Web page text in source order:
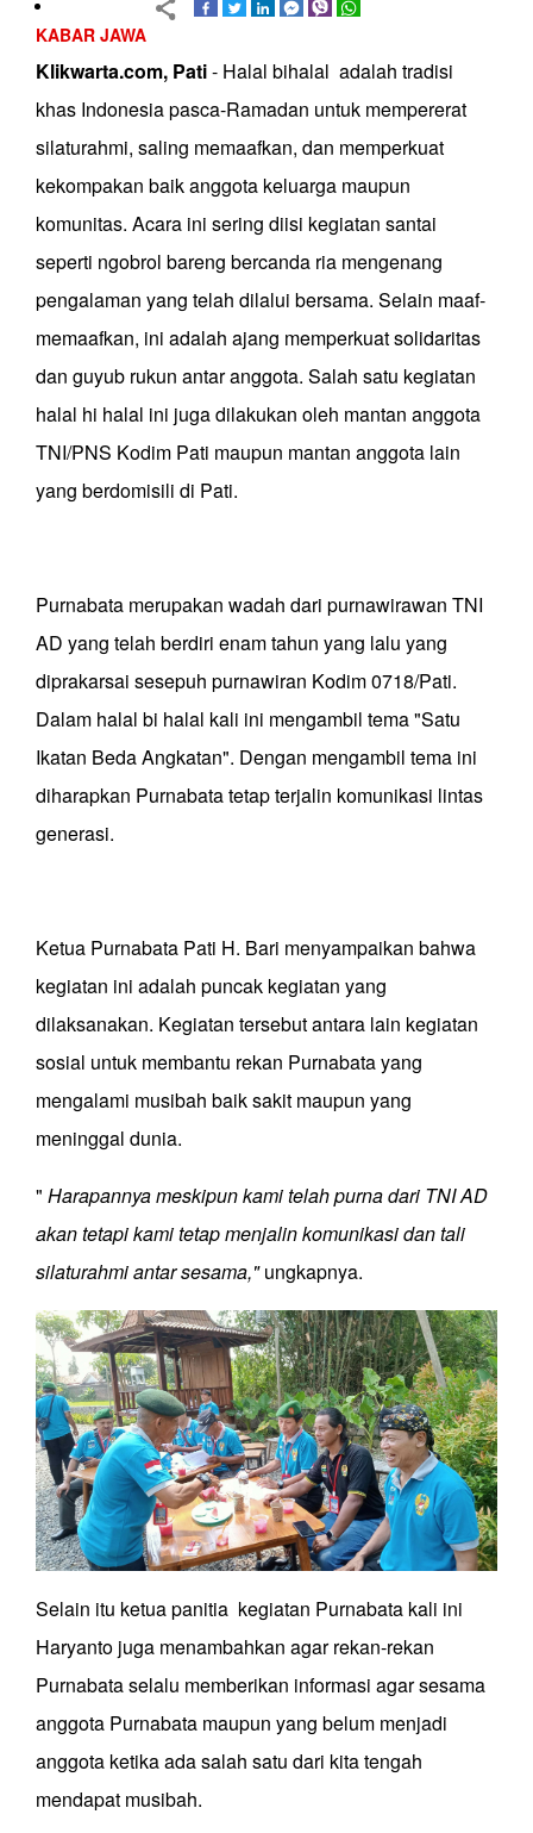
KABAR JAWA
Klikwarta.com, Pati- Halal bihalal adalah tradisi
khas Indonesia pasca-Ramadan untuk mempererat
silaturahmi, saling memaafkan, dan memperkuat
kekompakan baik anggota keluarga maupun
komunitas. Acara ini sering diisi kegiatan santai
seperti ngobrol bareng bercanda ria mengenang
pengalaman yang telah dilalui bersama. Selain maaf-
memaafkan, ini adalah ajang memperkuat solidaritas
dan guyub rukun antar anggota. Salah satu kegiatan
halal hi halal ini juga dilakukan oleh mantan anggota
TNI/PNS Kodim Pati maupun mantan anggota lain
yang berdomisili di Pati.
Purnabata merupakan wadah dari purnawirawan TNI
AD yang telah berdiri enam tahun yang lalu yang
diprakarsai sesepuh purnawiran Kodim 0718/Pati.
Dalam halal bi halal kali ini mengambil tema "Satu
Ikatan Beda Angkatan". Dengan mengambil tema ini
diharapkan Purnabata tetap terjalin komunikasi lintas
generasi.
Ketua Purnabata Pati H. Bari menyampaikan bahwa
kegiatan ini adalah puncak kegiatan yang
dilaksanakan. Kegiatan tersebut antara lain kegiatan
sosial untuk membantu rekan Purnabata yang
mengalami musibah baik sakit maupun yang
meninggal dunia.
" Harapannya meskipun kami telah purna dari TNI AD
akan tetapi kami tetap menjalin komunikasi dan tali
silaturahmi antar sesama,"ungkapnya.
Selain itu ketua panitia kegiatan Purnabata kali ini
Haryanto juga menambahkan agar rekan-rekan
Purnabata selalu memberikan informasi agar sesama
anggota Purnabata maupun yang belum menjadi
anggota ketika ada salah satu dari kita tengah
mendapat musibah.